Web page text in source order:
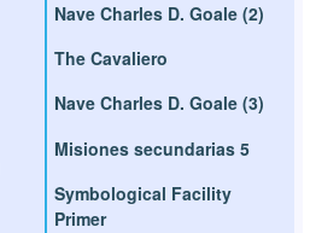
Nave Charles D. Goale (2)
The Cavaliero
Nave Charles D. Goale (3)
Misiones secundarias 5
Symbological Facility
Primer